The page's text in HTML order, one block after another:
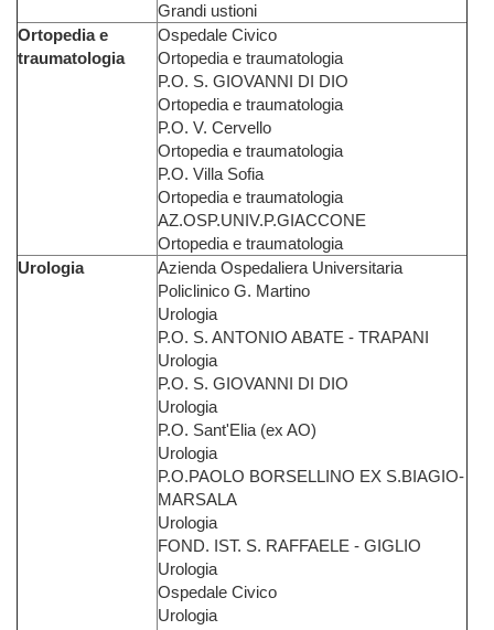
Grandi ustioni
Ortopedia e
traumatologia
Ospedale Civico
Ortopedia e traumatologia
P.O. S. GIOVANNI DI DIO
Ortopedia e traumatologia
P.O. V. Cervello
Ortopedia e traumatologia
P.O. Villa Sofia
Ortopedia e traumatologia
AZ.OSP.UNIV.P.GIACCONE
Ortopedia e traumatologia
Urologia
Azienda Ospedaliera Universitaria
Policlinico G. Martino
Urologia
P.O. S. ANTONIO ABATE - TRAPANI
Urologia
P.O. S. GIOVANNI DI DIO
Urologia
P.O. Sant'Elia (ex AO)
Urologia
P.O.PAOLO BORSELLINO EX S.BIAGIO-
MARSALA
Urologia
FOND. IST. S. RAFFAELE - GIGLIO
Urologia
Ospedale Civico
Urologia